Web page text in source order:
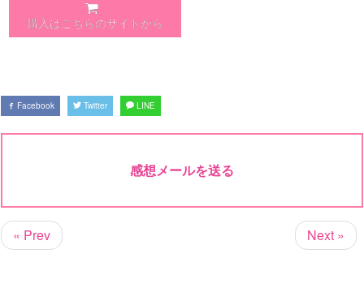
購入はこちらのサイトから
Facebook Twitter LINE
感想メールを送る
« Prev Next »